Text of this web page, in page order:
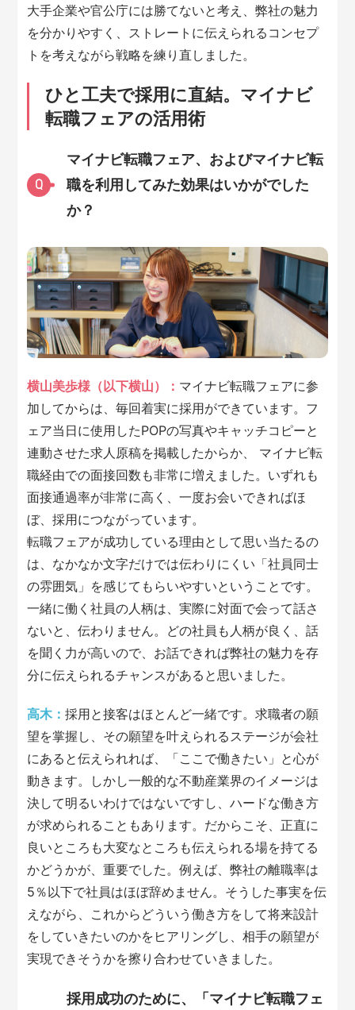
大手企業や官公庁には勝てないと考え、弊社の魅力
を分かりやすく、ストレートに伝えられるコンセプ
トを考えながら戦略を練り直しました。
ひと工夫で採用に直結。マイナビ
転職フェアの活用術
Q
マイナビ転職フェア、およびマイナビ転
職を利用してみた効果はいかがでした
か？
横山美歩様（以下横山）： マイナビ転職フェアに参
加してからは、毎回着実に採用ができています。フ
ェア当日に使用したPOPの写真やキャッチコピーと
連動させた求人原稿を掲載したからか、 マイナビ転
職経由での面接回数も非常に増えました。いずれも
面接通過率が非常に高く、一度お会いできればほ
ぼ、採用につながっています。
転職フェアが成功している理由として思い当たるの
は、なかなか文字だけでは伝わりにくい「社員同士
の雰囲気」を感じてもらいやすいということです。
一緒に働く社員の人柄は、実際に対面で会って話さ
ないと、伝わりません。どの社員も人柄が良く、話
を聞く力が高いので、お話できれば弊社の魅力を存
分に伝えられるチャンスがあると思いました。
高木：採用と接客はほとんど一緒です。求職者の願
望を掌握し、その願望を叶えられるステージが会社
にあると伝えられれば、「ここで働きたい」と心が
動きます。しかし一般的な不動産業界のイメージは
決して明るいわけではないですし、ハードな働き方
が求められることもあります。だからこそ、正直に
良いところも大変なところも伝えられる場を持てる
かどうかが、重要でした。例えば、弊社の離職率は
5％以下で社員はほぼ辞めません。そうした事実を伝
えながら、これからどういう働き方をして将来設計
をしていきたいのかをヒアリングし、相手の願望が
実現できそうかを擦り合わせていきました。
採用成功のために、「マイナビ転職フェ